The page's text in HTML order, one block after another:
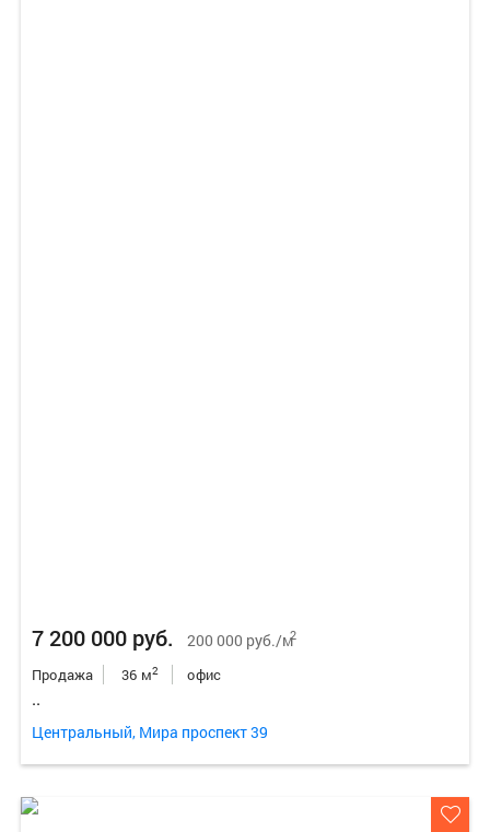
7 200 000 руб. 200 000 руб./м2
Продажа 36 м2 офис
..
Центральный, Мира проспект 39